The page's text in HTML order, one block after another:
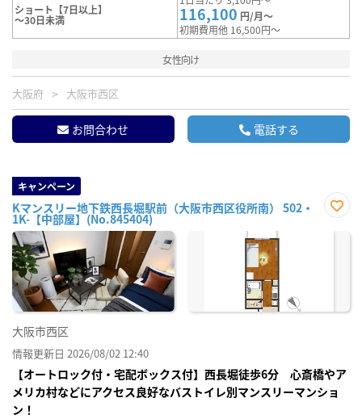
ショート【7日以上】
～30日未満 116,100 円/月～
初期費用他 16,500円～
女性向け
大阪府 大阪市西区
お問合わせ 電話する
キャンペーン
Kマンスリー地下鉄西長堀駅前（大阪市西区役所南） 502・
1K-【中部屋】(No.845404)
に入
大阪市西区
情報更新日 2026/08/02 12:40
【オートロック付・宅配ボックス付】西長堀徒歩6分 心斎橋やア
メリカ村などにアクセス良好なバストイレ別マンスリーマンショ
ン！